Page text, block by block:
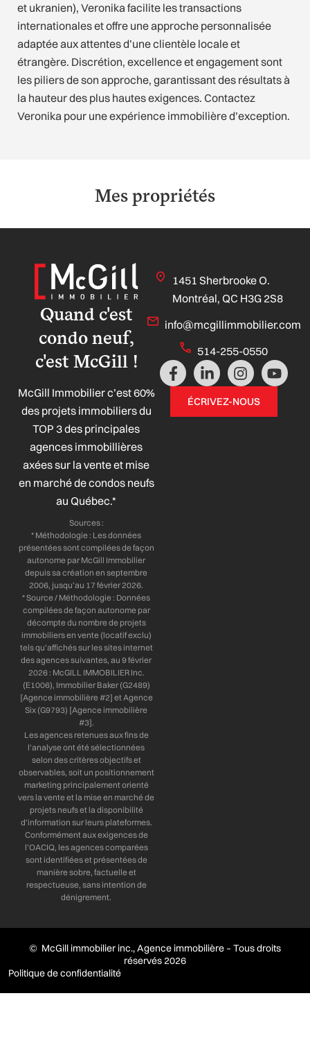
et ukranien), Veronika facilite les transactions
internationales et offre une approche personnalisée
adaptée aux attentes d’une clientèle locale et
étrangère. Discrétion, excellence et engagement sont
les piliers de son approche, garantissant des résultats à
la hauteur des plus hautes exigences. Contactez
Veronika pour une expérience immobilière d’exception.
Mes propriétés
Quand c'est
condo neuf,
c'est McGill !
McGill Immobilier c’est 60%
des projets immobiliers du
TOP 3 des principales
agences immobillières
axées sur la vente et mise
en marché de condos neufs
au Québec.*
Sources :
* Méthodologie : Les données
présentées sont compilées de façon
autonome par McGill Immobilier
depuis sa création en septembre
2006, jusqu’au 17 février 2026.
* Source / Méthodologie : Données
compilées de façon autonome par
décompte du nombre de projets
immobiliers en vente (locatif exclu)
tels qu’affichés sur les sites internet
des agences suivantes, au 9 février
2026 : McGILL IMMOBILIER Inc.
(E1006), Immobilier Baker (G2489)
[Agence immobilière #2] et Agence
Six (G9793) [Agence immobilière
#3].
Les agences retenues aux fins de
l’analyse ont été sélectionnées
selon des critères objectifs et
observables, soit un positionnement
marketing principalement orienté
vers la vente et la mise en marché de
projets neufs et la disponibilité
d’information sur leurs plateformes.
Conformément aux exigences de
l’OACIQ, les agences comparées
sont identifiées et présentées de
manière sobre, factuelle et
respectueuse, sans intention de
dénigrement.
1451 Sherbrooke O.
Montréal, QC H3G 2S8
info@mcgillimmobilier.com
514-255-0550
F
a
L
i
n
k
I
n
s
t
Y
o
ÉCRIVEZ-NOUS
© McGill immobilier inc., Agence immobilière – Tous droits
réservés 2026
Politique de confidentialité